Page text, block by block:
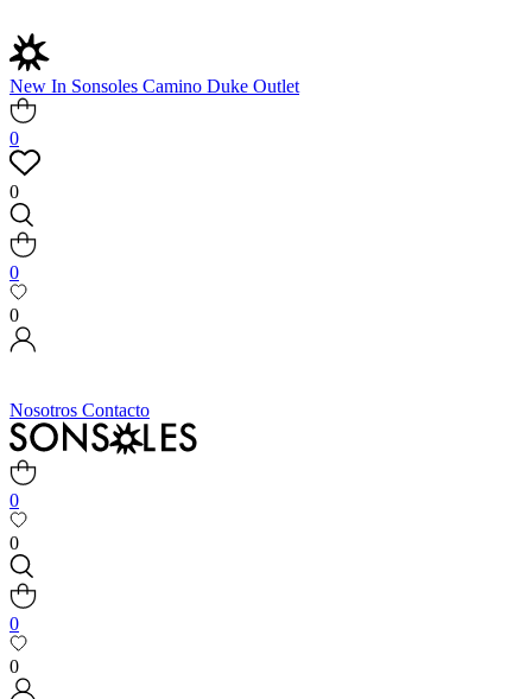
New In Sonsoles Camino Duke Outlet
0
0
0
0
Nosotros Contacto
0
0
0
0